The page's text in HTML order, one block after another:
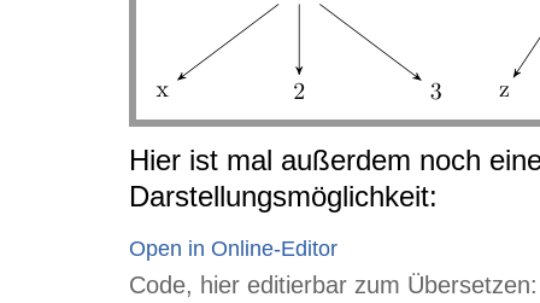
Hier ist mal außerdem noch
Darstellungsmöglichkeit:
Open in Online-Editor
Code, hier editierbar zum Übersetzen: